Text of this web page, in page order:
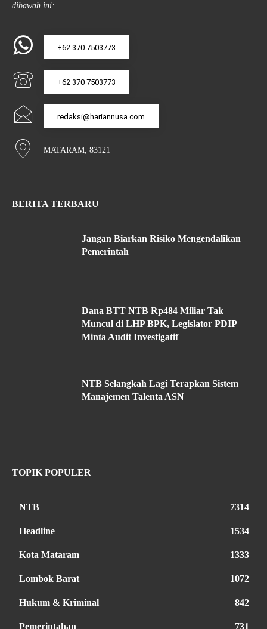
dibawah ini:
+62 370 7503773
+62 370 7503773
redaksi@hariannusa.com
MATARAM, 83121
BERITA TERBARU
Jangan Biarkan Risiko Mengendalikan
Pemerintah
Dana BTT NTB Rp484 Miliar Tak
Muncul di LHP BPK, Legislator PDIP
Minta Audit Investigatif
NTB Selangkah Lagi Terapkan Sistem
Manajemen Talenta ASN
TOPIK POPULER
NTB 7314
Headline 1534
Kota Mataram 1333
Lombok Barat 1072
Hukum & Kriminal 842
Pemerintahan 731